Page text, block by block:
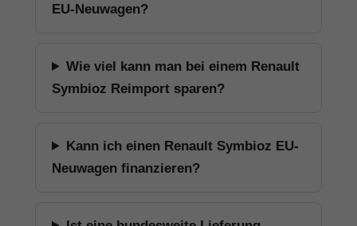
EU-Neuwagen?
Wie viel kann man bei einem Renault
Symbioz Reimport sparen?
Kann ich einen Renault Symbioz EU-
Neuwagen finanzieren?